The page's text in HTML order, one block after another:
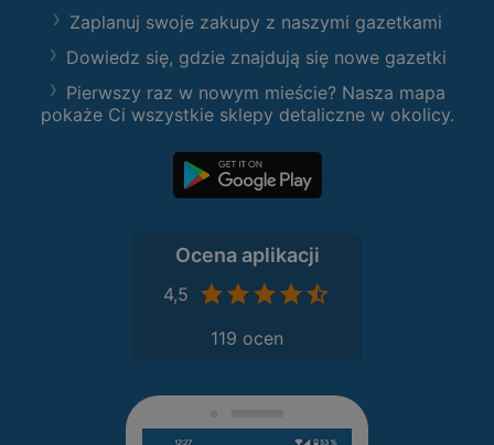
Zaplanuj swoje zakupy z naszymi gazetkami
Dowiedz się, gdzie znajdują się nowe gazetki
Pierwszy raz w nowym mieście? Nasza mapa
pokaże Ci wszystkie sklepy detaliczne w okolicy.
Ocena aplikacji
4,5
119 ocen